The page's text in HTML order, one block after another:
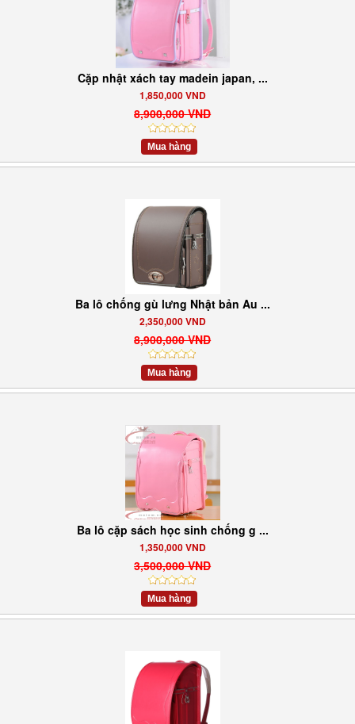
Cặp nhật xách tay madein japan, ...
1,850,000 VND
8,900,000 VND
Mua hàng
Ba lô chống gù lưng Nhật bản Au ...
2,350,000 VND
8,900,000 VND
Mua hàng
Ba lô cặp sách học sinh chống g ...
1,350,000 VND
3,500,000 VND
Mua hàng